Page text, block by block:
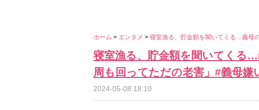
ホーム > エンタメ > 寝室漁る、貯金額を聞いてくる…義母
寝室漁る、貯金額を聞いてくる
周も回ってただの老害」#義母嫌
2024-05-08 18:10